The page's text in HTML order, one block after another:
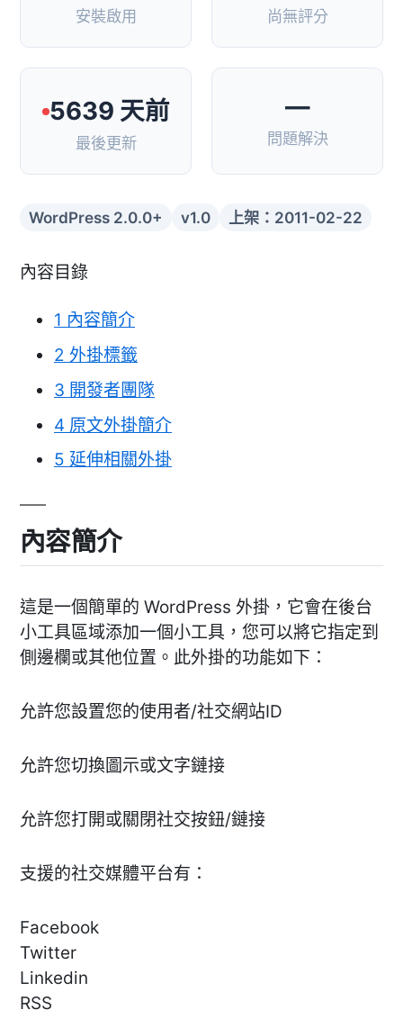
安裝啟用 尚無評分
5639 天前
最後更新
—
問題解決
WordPress 2.0.0+ v1.0 上架：2011-02-22
內容目錄
1 內容簡介
2 外掛標籤
3 開發者團隊
4 原文外掛簡介
5 延伸相關外掛
內容簡介
這是一個簡單的 WordPress 外掛，它會在後台
小工具區域添加一個小工具，您可以將它指定到
側邊欄或其他位置。此外掛的功能如下：
允許您設置您的使用者/社交網站ID
允許您切換圖示或文字鏈接
允許您打開或關閉社交按鈕/鏈接
支援的社交媒體平台有：
Facebook
Twitter
Linkedin
RSS